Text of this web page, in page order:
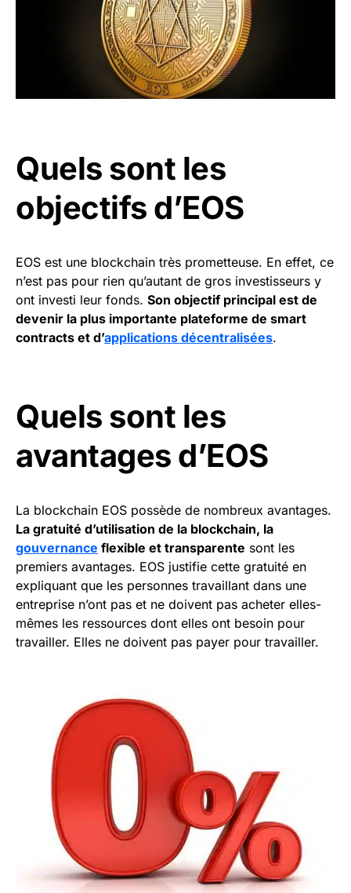
Quels sont les
objectifs d’EOS
EOS est une blockchain très prometteuse. En effet, ce
n’est pas pour rien qu’autant de gros investisseurs y
ont investi leur fonds. Son objectif principal est de
devenir la plus importante plateforme de smart
contracts et d’applications décentralisées.
Quels sont les
avantages d’EOS
La blockchain EOS possède de nombreux avantages.
La gratuité d’utilisation de la blockchain, la
gouvernance flexible et transparente sont les
premiers avantages. EOS justifie cette gratuité en
expliquant que les personnes travaillant dans une
entreprise n’ont pas et ne doivent pas acheter elles-
mêmes les ressources dont elles ont besoin pour
travailler. Elles ne doivent pas payer pour travailler.